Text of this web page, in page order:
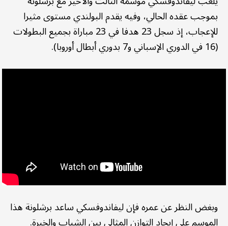
بموجب عقده الحالي، وفيه يقدم البولندي مستوى مثيرا
للإعجاب، إذ سجل 23 هدفا في 23 مباراة بجميع البطولات
(16 في الدوري الإسباني و7 بدوري أبطال أوروبا).
وبغض النظر عن عمره فإن ليفاندوفسكي ساعد برشلونة هذا